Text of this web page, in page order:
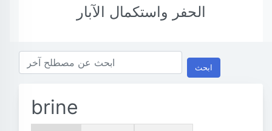
الحفر واستكمال الآبار
ابحث
brine